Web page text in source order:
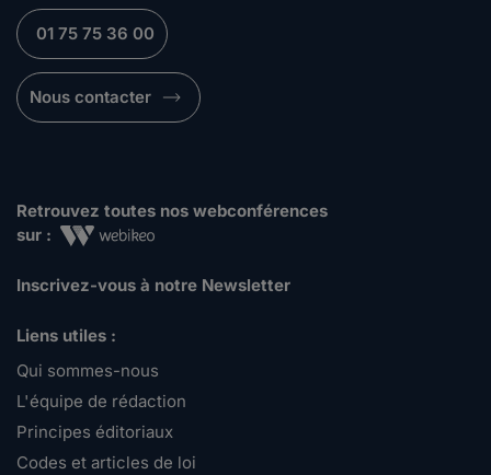
01 75 75 36 00
Nous contacter
Retrouvez toutes nos webconférences
sur :
Inscrivez-vous à notre Newsletter
Liens utiles :
Qui sommes-nous
L'équipe de rédaction
Principes éditoriaux
Codes et articles de loi